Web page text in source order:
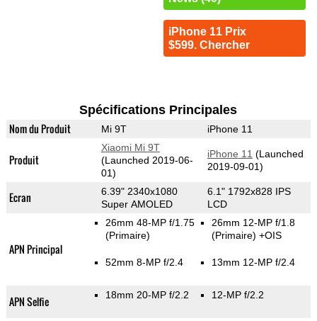
iPhone 11 Prix
$599. Chercher
Spécifications Principales
Nom du Produit Mi 9T iPhone 11
Produit
Xiaomi Mi 9T
(Launched 2019-06-
01)
iPhone 11 (Launched
2019-09-01)
Ecran
6.39" 2340x1080
Super AMOLED
6.1" 1792x828 IPS
LCD
APN Principal
26mm 48-MP f/1.75
(Primaire)
52mm 8-MP f/2.4
26mm 12-MP f/1.8
(Primaire) +OIS
13mm 12-MP f/2.4
APN Selfie 18mm 20-MP f/2.2 12-MP f/2.2